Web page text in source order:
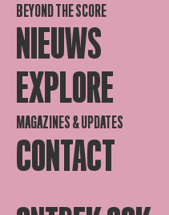
BEYOND THE SCORE
NIEUWS
EXPLORE
MAGAZINES & UPDATES
CONTACT